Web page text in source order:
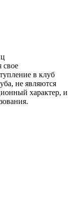
свое
в клуб
не являются
характер, и